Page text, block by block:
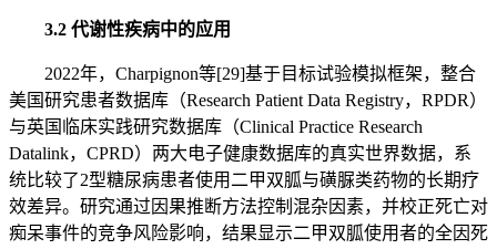
3.2 代谢性疾病中的应用
2022年，Charpignon等[29]基于目标试验模拟框架，整合
美国研究患者数据库（Research Patient Data Registry，RPDR）
与英国临床实践研究数据库（Clinical Practice Research
Datalink，CPRD）两大电子健康数据库的真实世界数据，系
统比较了2型糖尿病患者使用二甲双胍与磺脲类药物的长期疗
效差异。研究通过因果推断方法控制混杂因素，并校正死亡对
痴呆事件的竞争风险影响，结果显示二甲双胍使用者的全因死